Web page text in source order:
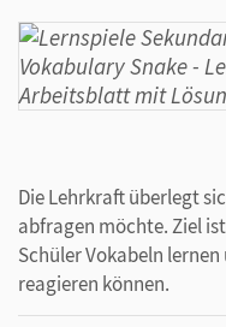
Die Lehrkraft überlegt
abfragen möchte. Ziel
Schüler Vokabeln
reagieren können.